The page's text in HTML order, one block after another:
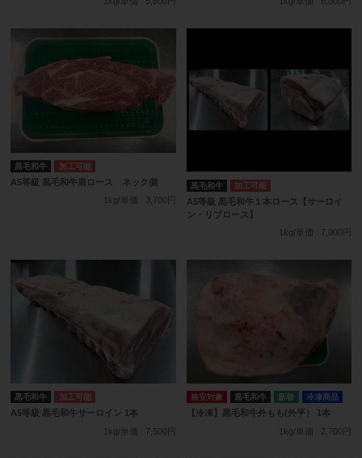
黒毛和牛 加工可能
A5等級 黒毛和牛肩ロース ネック側
1kg/単価
3,700円
黒毛和牛 加工可能
A5等級 黒毛和牛１本ロース【サーロイ
ン・リブロース】
1kg/単価
7,000円
黒毛和牛 加工可能
A5等級 黒毛和牛サーロイン 1本
1kg/単価
7,500円
格安対象 黒毛和牛 冷凍商品
【冷凍】黒毛和牛外もも(外平） 1本
1kg/単価
2,700円